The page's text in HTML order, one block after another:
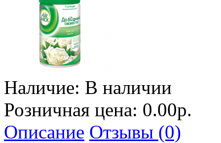
Наличие: В наличии
Розничная цена: 0.00р.
Описание Отзывы (0)